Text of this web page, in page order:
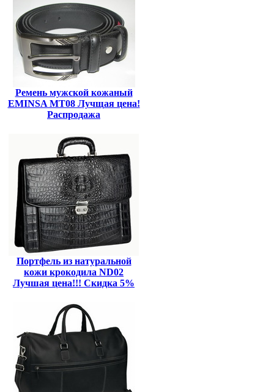
Ремень мужской кожаный
EMINSA MT08 Лучщая цена!
Распродажа
Портфель из натуральной
кожи крокодила ND02
Лучшая цена!!! Скидка 5%